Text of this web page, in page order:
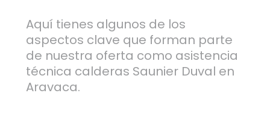
Aquí tienes algunos de los
aspectos clave que forman parte
de nuestra oferta como asistencia
técnica calderas Saunier Duval en
Aravaca.